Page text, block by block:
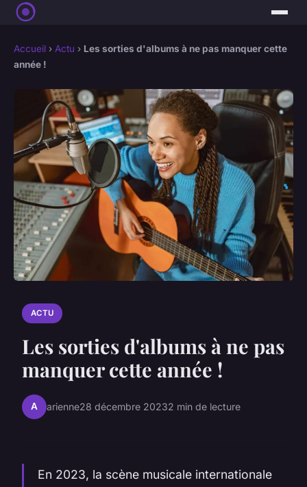
Accueil › Actu › Les sorties d'albums à ne pas manquer cette
année !
ACTU
Les sorties d'albums à ne pas
manquer cette année !
A arienne28 décembre 20232 min de lecture
En 2023, la scène musicale internationale